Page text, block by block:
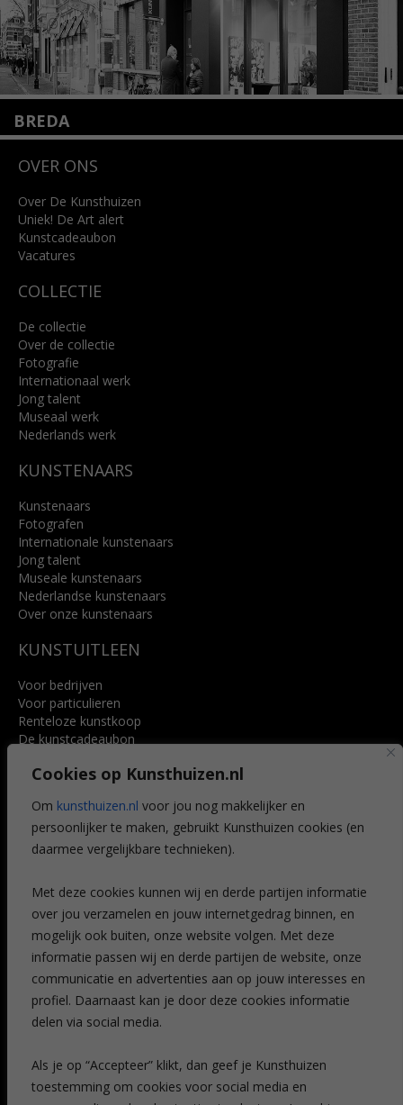
Cookies op Kunsthuizen.nl
Om kunsthuizen.nl voor jou nog makkelijker en
persoonlijker te maken, gebruikt Kunsthuizen cookies (en
daarmee vergelijkbare technieken).
Met deze cookies kunnen wij en derde partijen informatie
over jou verzamelen en jouw internetgedrag binnen, en
mogelijk ook buiten, onze website volgen. Met deze
informatie passen wij en derde partijen de website, onze
communicatie en advertenties aan op jouw interesses en
profiel. Daarnaast kan je door deze cookies informatie
delen via social media.
Als je op “Accepteer” klikt, dan geef je Kunsthuizen
toestemming om cookies voor social media en
BREDA
4818 SB Breda
info@kunsthuisbreda.nl
Lees meer
OVER ONS
Over De Kunsthuizen
Uniek! De Art alert
Kunstcadeaubon
Vacatures
COLLECTIE
De collectie
Over de collectie
Fotografie
Internationaal werk
Jong talent
Museaal werk
Nederlands werk
KUNSTENAARS
Kunstenaars
Fotografen
Internationale kunstenaars
Jong talent
Museale kunstenaars
Nederlandse kunstenaars
Over onze kunstenaars
KUNSTUITLEEN
Voor bedrijven
Voor particulieren
Renteloze kunstkoop
De kunstcadeaubon
Voordelen
Veelgestelde vragen
CONTACT
Leiden
Amsterdam
Breda
Favorieten
Mijn art alert
NIEUWSBRIEF